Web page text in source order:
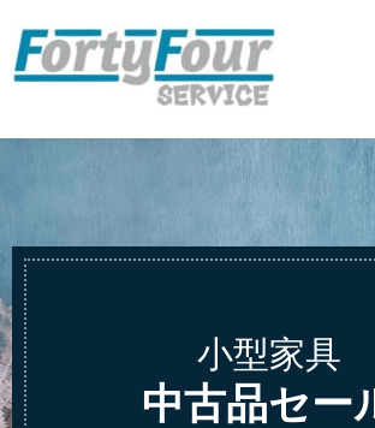
小型家具
中古品セー